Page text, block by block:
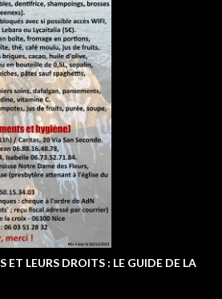
ET LEURS DROITS : LE GUIDE DE LA